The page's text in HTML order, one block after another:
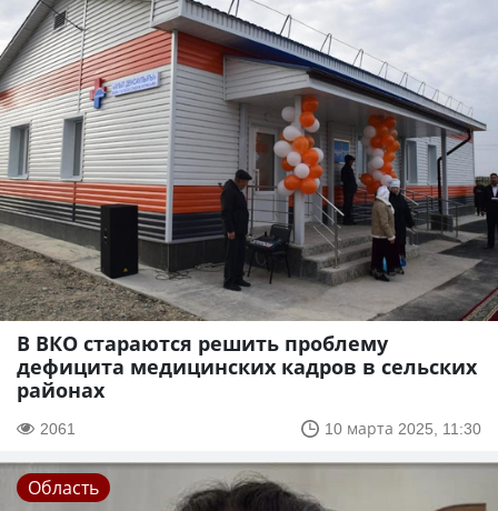
В ВКО стараются решить проблему
дефицита медицинских кадров в сельских
районах
2061 10 марта 2025, 11:30
Область